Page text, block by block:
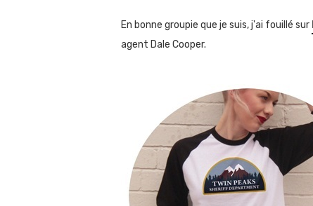
En bonne groupie que je suis, j'ai fouillé sur
agent Dale Cooper.